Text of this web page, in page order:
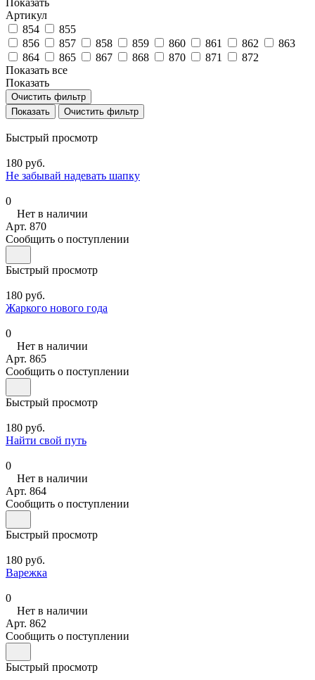
Артикул
854
855
856
857 858 859 860 861 862
863
864
865 867 868 870 871
872
Показать все
Показать
Очистить фильтр
Очистить фильтр
Быстрый просмотр
180 руб.
Не забывай надевать шапку
0
Нет в наличии
Арт. 870
Сообщить о поступлении
Быстрый просмотр
180 руб.
Жаркого нового года
0
Нет в наличии
Арт. 865
Сообщить о поступлении
Быстрый просмотр
180 руб.
Найти свой путь
0
Нет в наличии
Арт. 864
Сообщить о поступлении
Быстрый просмотр
180 руб.
Варежка
0
Нет в наличии
Арт. 862
Сообщить о поступлении
Быстрый просмотр